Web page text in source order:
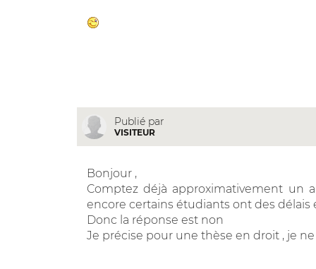
Publié par
VISITEUR
Bonjour ,
Comptez déjà approximativement un
encore certains étudiants ont des délais
Donc la réponse est non
Je précise pour une thèse en droit , je